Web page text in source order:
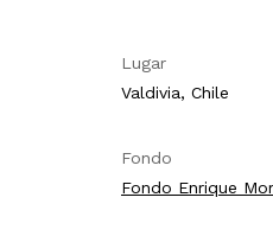
Lugar
Valdivia, Chile
Fondo
Fondo Enrique